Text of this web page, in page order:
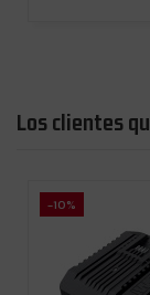
Los clientes
-10%